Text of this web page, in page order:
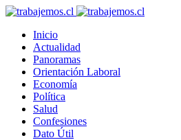
Inicio
Actualidad
Panoramas
Orientación Laboral
Economía
Política
Salud
Confesiones
Dato Útil